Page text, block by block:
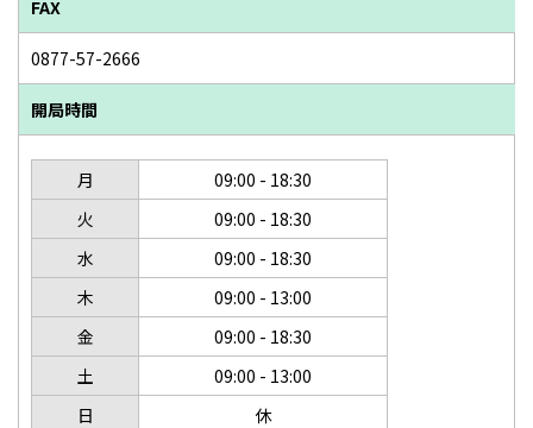
FAX
0877-57-2666
開局時間
月
09:00 - 18:30
火
09:00 - 18:30
水
09:00 - 18:30
木
09:00 - 13:00
金
09:00 - 18:30
土
09:00 - 13:00
日
休